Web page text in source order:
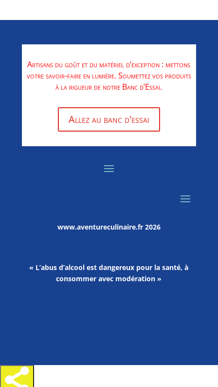
Artisans du goût et du matériel d’exception : mettons
votre savoir-faire en lumière. Soumettez vos produits
à la rigueur de notre Banc d’Essai.
Allez au banc d'essai
www.aventureculinaire.fr2026
« L’abus d’alcool est dangereux pour la santé, à
consommer avec modération »